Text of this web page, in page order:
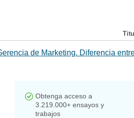
de Marketing. Diferencia
Obtenga acceso a
3.219.000+ ensayos y
trabajos